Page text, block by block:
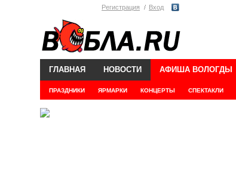
Регистрация Вход
ГЛАВНАЯ НОВОСТИ АФИША ВОЛОГДЫ
ПРАЗДНИКИ ЯРМАРКИ КОНЦЕРТЫ СПЕКТАКЛИ